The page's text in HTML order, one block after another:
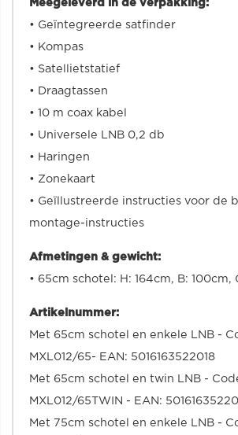
Meegeleverd in de verpakking:
• Geïntegreerde satfinder
• Kompas
• Satellietstatief
• Draagtassen
• 10 m coax kabel
• Universele LNB 0,2 db
• Haringen
• Zonekaart
• Geïllustreerde instructies voor de
montage-instructies
Afmetingen & gewicht:
• 65cm schotel: H: 164cm, B: 100cm,
Artikelnummer:
Met 65cm schotel en enkele LNB -
MXL012/65- EAN: 5016163522018
Met 65cm schotel en twin LNB -
MXL012/65TWIN - EAN:
Met 75cm schotel en enkele LNB -